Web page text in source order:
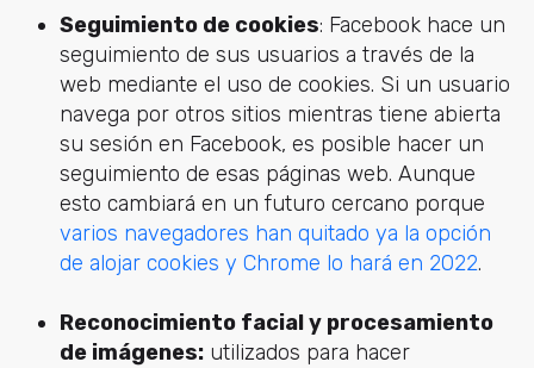
Seguimiento de cookies: Facebook hace un
seguimiento de sus usuarios a través de la
web mediante el uso de cookies. Si un usuario
navega por otros sitios mientras tiene abierta
su sesión en Facebook, es posible hacer un
seguimiento de esas páginas web. Aunque
esto cambiará en un futuro cercano porque
varios navegadores han quitado ya la opción
de alojar cookies y Chrome lo hará en 2022.
Reconocimiento facial y procesamiento
de imágenes:utilizados para hacer